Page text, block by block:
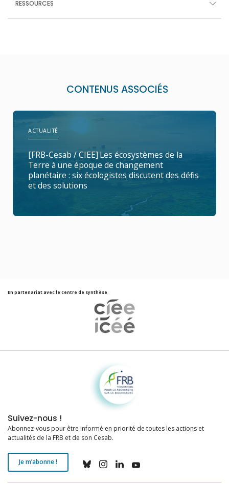
RESSOURCES
CONTENUS ASSOCIÉS
ACTUALITÉ
[FRB-Cesab / CIEE] Les écosystèmes de la
Terre à une époque de changement
planétaire : six écologistes discutent des défis
et des solutions
En partenariat avec le centre de synthèse
Fondation pour la recherche sur la biodiversité
Suivez-nous !
Abonnez-vous pour être informé en priorité de toutes les actions et
actualités de la FRB et de son Cesab.
Je m’abonne !